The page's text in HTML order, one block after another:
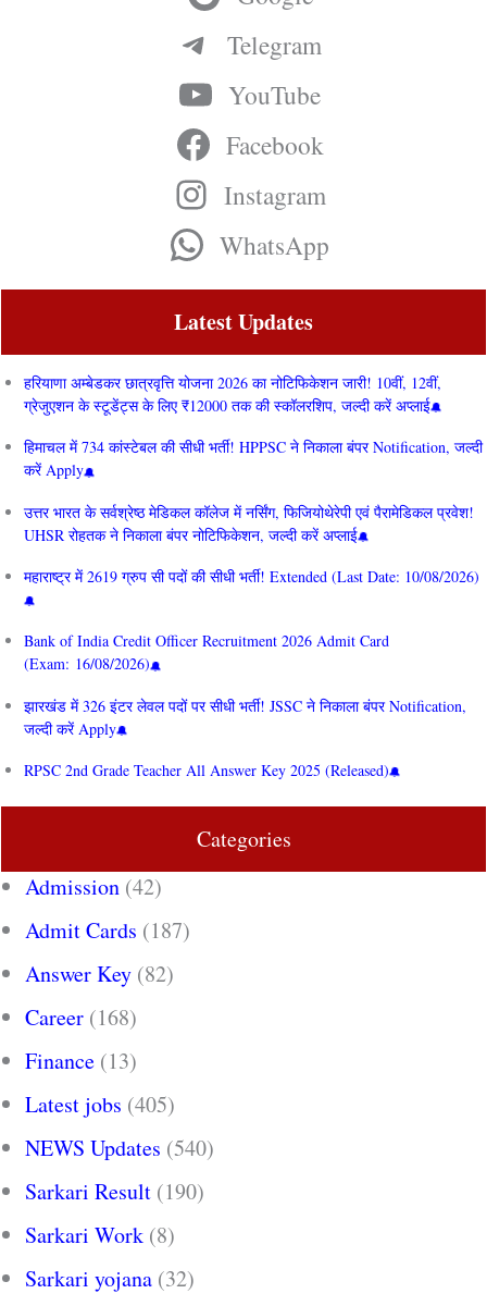
Telegram
YouTube
Facebook
Instagram
WhatsApp
Latest Updates
हरियाणा अम्बेडकर छात्रवृत्ति योजना 2026 का नोटिफिकेशन जारी! 10वीं, 12वीं,
ग्रेजुएशन के स्टूडेंट्स के लिए ₹12000 तक की स्कॉलरशिप, जल्दी करें अप्लाई
हिमाचल में 734 कांस्टेबल की सीधी भर्ती! HPPSC ने निकाला बंपर Notification, जल्दी
करें Apply
उत्तर भारत के सर्वश्रेष्ठ मेडिकल कॉलेज में नर्सिंग, फिजियोथेरेपी एवं पैरामेडिकल प्रवेश!
UHSR रोहतक ने निकाला बंपर नोटिफिकेशन, जल्दी करें अप्लाई
महाराष्ट्र में 2619 ग्रुप सी पदों की सीधी भर्ती! Extended (Last Date: 10/08/2026)
Bank of India Credit Officer Recruitment 2026 Admit Card
(Exam: 16/08/2026)
झारखंड में 326 इंटर लेवल पदों पर सीधी भर्ती! JSSC ने निकाला बंपर Notification,
जल्दी करें Apply
RPSC 2nd Grade Teacher All Answer Key 2025 (Released)
Categories
Admission (42)
Admit Cards (187)
Answer Key (82)
Career (168)
Finance (13)
Latest jobs (405)
NEWS Updates (540)
Sarkari Result (190)
Sarkari Work (8)
Sarkari yojana (32)